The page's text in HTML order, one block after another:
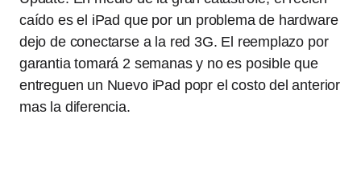
caído es el iPad que por un problema de hardware
dejo de conectarse a la red 3G. El reemplazo por
garantia tomará 2 semanas y no es posible que
entreguen un Nuevo iPad popr el costo del anterior
mas la diferencia.